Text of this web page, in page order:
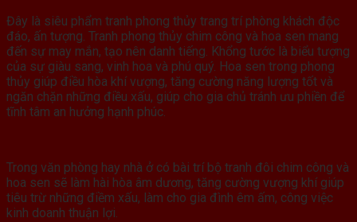
Đây là siêu phẩm tranh phong thủy trang trí phòng khách độc
đáo, ấn tượng. Tranh phong thủy chim công và hoa sen mang
đến sự may mắn, tạo nên danh tiếng. Khổng tước là biểu tượng
của sự giàu sang, vinh hoa và phú quý. Hoa sen trong phong
thủy giúp điều hòa khí vượng, tăng cường năng lượng tốt và
ngăn chặn những điều xấu, giúp cho gia chủ tránh ưu phiền để
tĩnh tâm an hưởng hạnh phúc.
Trong văn phòng hay nhà ở có bài trí bộ tranh đôi chim công và
hoa sen sẽ làm hài hòa âm dương, tăng cường vượng khí giúp
tiêu trừ những điềm xấu, làm cho gia đình êm ấm, công việc
kinh doanh thuận lợi.